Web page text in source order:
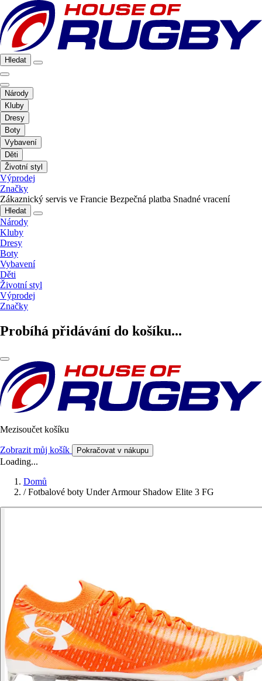
Hledat
Národy
Kluby
Dresy
Boty
Vybavení
Děti
Životní styl
Výprodej
Značky
Zákaznický servis ve Francie Bezpečná platba Snadné vracení
Hledat
Národy
Kluby
Dresy
Boty
Vybavení
Děti
Životní styl
Výprodej
Značky
Probíhá přidávání do košíku...
Mezisoučet košíku
Zobrazit můj košík Pokračovat v nákupu
Loading...
Domů
/ Fotbalové boty Under Armour Shadow Elite 3 FG